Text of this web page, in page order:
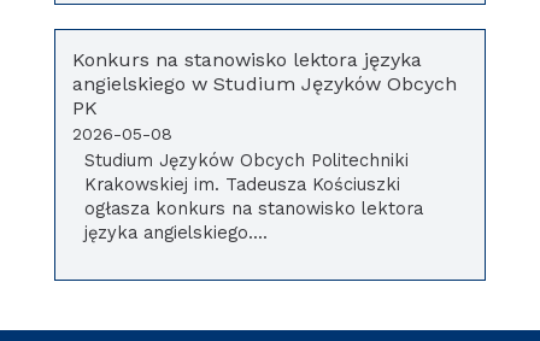
Konkurs na stanowisko lektora języka
angielskiego w Studium Języków Obcych
PK
2026-05-08
Studium Języków Obcych Politechniki
Krakowskiej im. Tadeusza Kościuszki
ogłasza konkurs na stanowisko lektora
języka angielskiego....